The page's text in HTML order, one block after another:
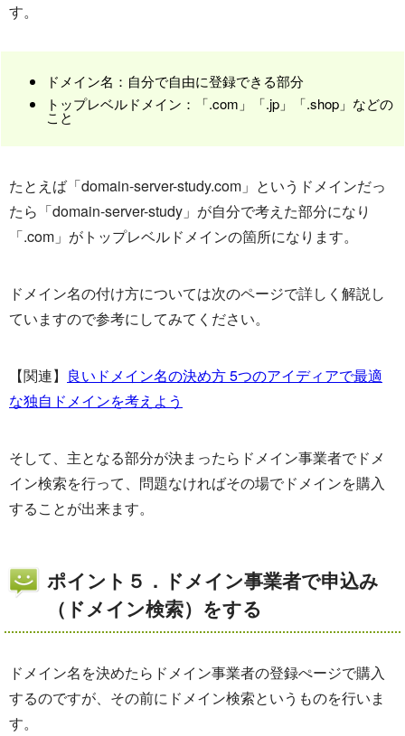
す。
ドメイン名：自分で自由に登録できる部分
トップレベルドメイン：「.com」「.jp」「.shop」などの
こと
たとえば「domain-server-study.com」というドメインだっ
たら「domain-server-study」が自分で考えた部分になり
「.com」がトップレベルドメインの箇所になります。
ドメイン名の付け方については次のページで詳しく解説し
ていますので参考にしてみてください。
【関連】 良いドメイン名の決め方 5つのアイディアで最適
な独自ドメインを考えよう
そして、主となる部分が決まったらドメイン事業者でドメ
イン検索を行って、問題なければその場でドメインを購入
することが出来ます。
ポイント５．ドメイン事業者で申込み
（ドメイン検索）をする
ドメイン名を決めたらドメイン事業者の登録ぺージで購入
するのですが、その前にドメイン検索というものを行いま
す。